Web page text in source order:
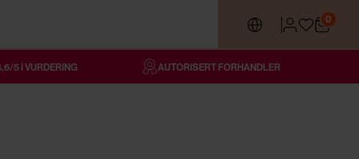
0
5 I VURDERING AUTORISERT FORHANDLER